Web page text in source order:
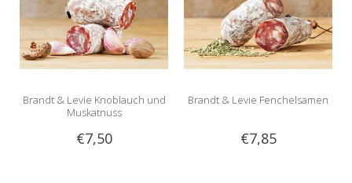
Brandt & Levie Knoblauch und
Muskatnuss
€7,50
Brandt & Levie Fenchelsamen
€7,85